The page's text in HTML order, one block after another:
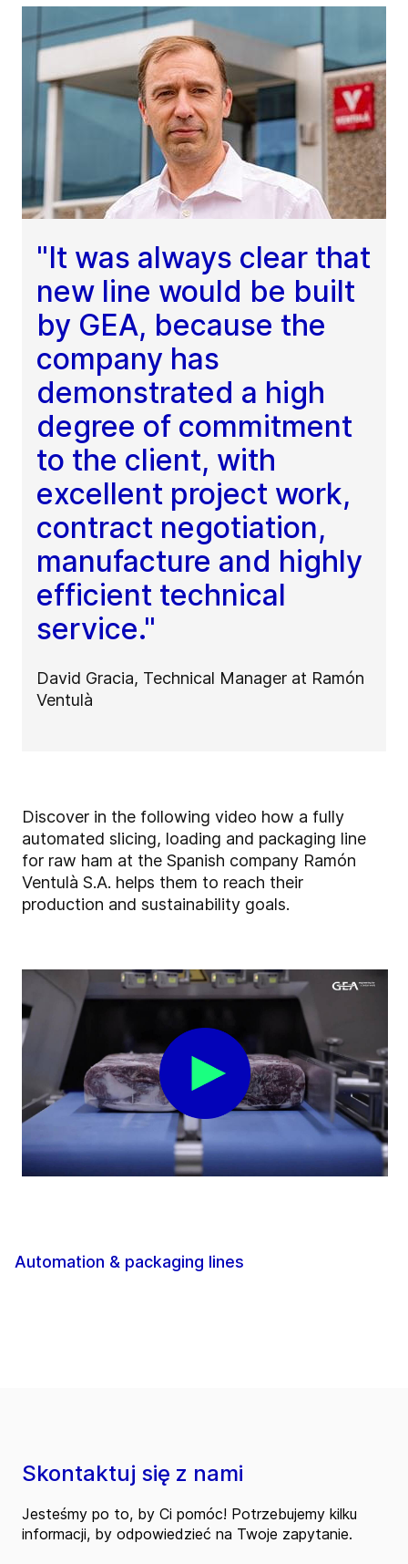
"It was always clear that
new line would be built
by GEA, because the
company has
demonstrated a high
degree of commitment
to the client, with
excellent project work,
contract negotiation,
manufacture and highly
efficient technical
service."
David Gracia, Technical Manager at Ramón
Ventulà
Discover in the following video how a fully
automated slicing, loading and packaging line
for raw ham at the Spanish company Ramón
Ventulà S.A. helps them to reach their
production and sustainability goals.
Automation & packaging lines
Skontaktuj się z nami
Jesteśmy po to, by Ci pomóc! Potrzebujemy kilku
informacji, by odpowiedzieć na Twoje zapytanie.